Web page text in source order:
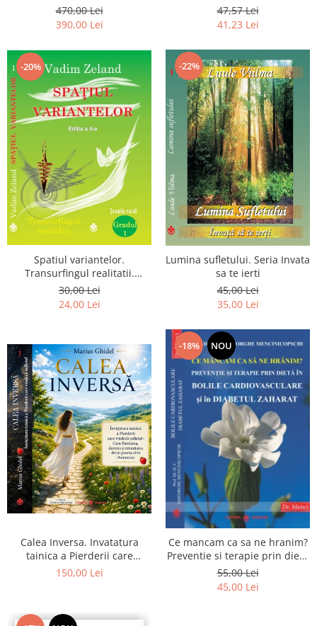
Luceafarului de Dimineata -
Gratuit)
470,00 Lei
390,00 Lei
chiar dragostea ta. Editia a 2-
a
47,57 Lei
41,23 Lei
-20%
Spatiul variantelor.
Transurfingul realitatii.
Gradul 1. Cum sa ne
dezvoltam intuitia si sa ne
30,00 Lei
24,00 Lei
-22%
Lumina sufletului. Seria Invata
sa te ierti
45,00 Lei
35,00 Lei
Calea Inversa. Invatatura
tainica a Pierderii care
vindeca sufletul - Cum
150,00 Lei
-18% NOU
Ce mancam ca sa ne hranim?
Preventie si terapie prin dieta
in bolile cardiovasculare si in
diabetul zaharat
55,00 Lei
45,00 Lei